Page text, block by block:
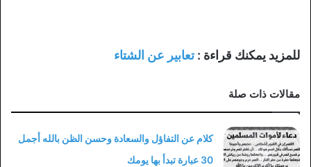
للمزيد يمكنك قراءة :تعابير عن الشتاء
مقالات ذات صلة
كلام عن التفاؤل والسعادة وحسن الظن بالله أجمل
30 عبارة تبدأ بها يومك